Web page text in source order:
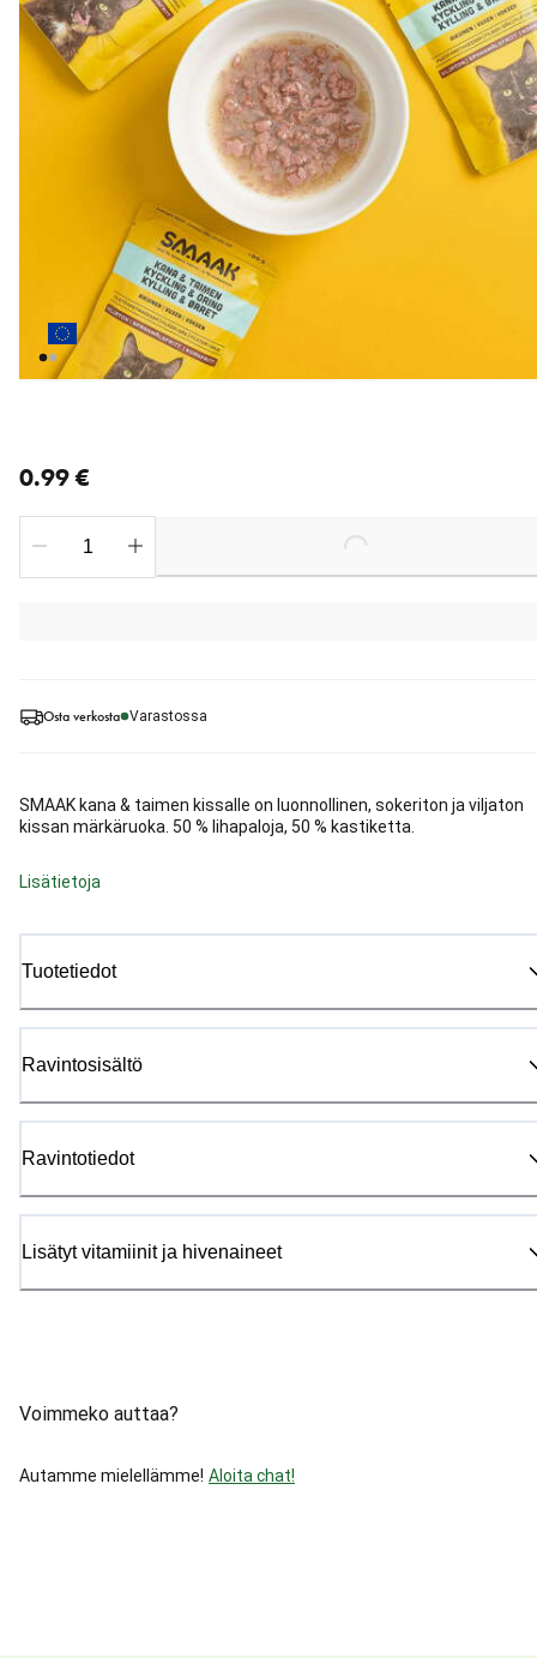
Osta verkosta Varastossa
SMAAK kana & taimen kissalle on luonnollinen, sokeriton ja viljaton
kissan märkäruoka. 50 % lihapaloja, 50 % kastiketta.
Lisätietoja
Tuotetiedot
Ravintosisältö
Ravintotiedot
Lisätyt vitamiinit ja hivenaineet
Voimmeko auttaa?
Autamme mielellämme! Aloita chat!
0.99 €
Loading...